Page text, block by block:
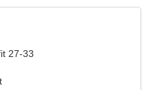
27-33